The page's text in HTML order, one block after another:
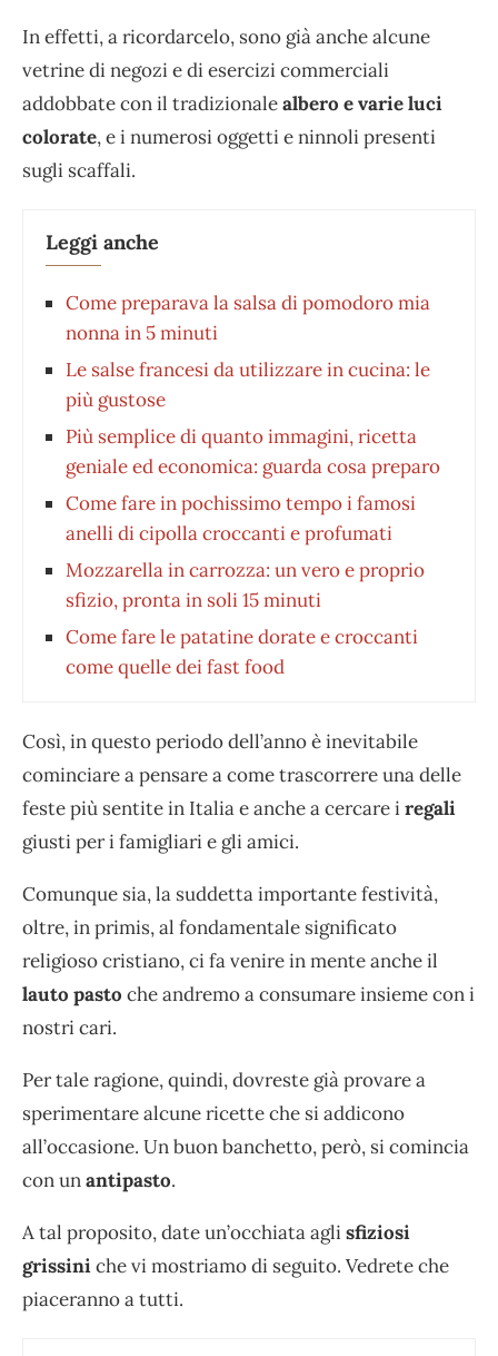
In effetti, a ricordarcelo, sono già anche alcune
vetrine di negozi e di esercizi commerciali
addobbate con il tradizionalealbero e varie luci
colorate, e i numerosi oggetti e ninnoli presenti
sugli scaffali.
Leggi anche
Come preparava la salsa di pomodoro mia
nonna in 5 minuti
Le salse francesi da utilizzare in cucina: le
più gustose
Più semplice di quanto immagini, ricetta
geniale ed economica: guarda cosa preparo
Come fare in pochissimo tempo i famosi
anelli di cipolla croccanti e profumati
Mozzarella in carrozza: un vero e proprio
sfizio, pronta in soli 15 minuti
Come fare le patatine dorate e croccanti
come quelle dei fast food
Così, in questo periodo dell’anno è inevitabile
cominciare a pensare a come trascorrere una delle
feste più sentite in Italia e anche a cercare iregali
giusti per i famigliari e gli amici.
Comunque sia, la suddetta importante festività,
oltre, in primis, al fondamentale significato
religioso cristiano, ci fa venire in mente anche il
lauto pasto che andremo a consumare insieme con i
nostri cari.
Per tale ragione, quindi, dovreste già provare a
sperimentare alcune ricette che si addicono
all’occasione. Un buon banchetto, però, si comincia
con unantipasto.
A tal proposito, date un’occhiata aglisfiziosi
grissiniche vi mostriamo di seguito. Vedrete che
piaceranno a tutti.